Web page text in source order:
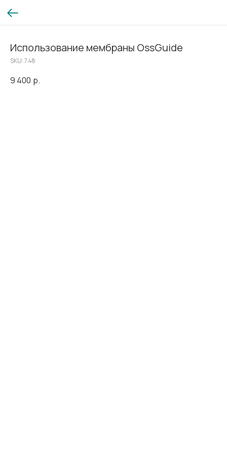
Использование мембраны OssGuide
SKU:7.48
9 400 р.